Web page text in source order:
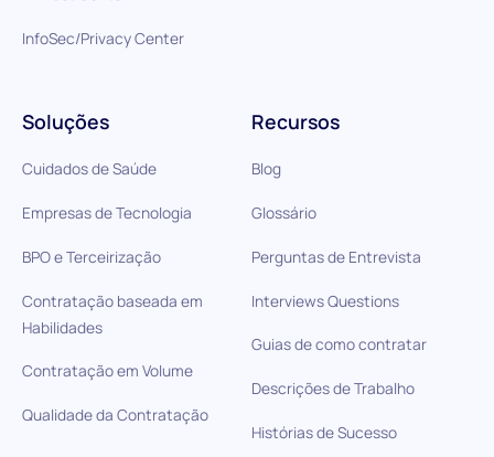
Soluções
Cuidados de Saúde
Empresas de Tecnologia
BPO e Terceirização
Contratação baseada em
Habilidades
Contratação em Volume
Qualidade da Contratação
Recursos
Blog
Glossário
Perguntas de Entrevista
Interviews Questions
Guias de como contratar
Descrições de Trabalho
Histórias de Sucesso
InfoSec/Privacy Center